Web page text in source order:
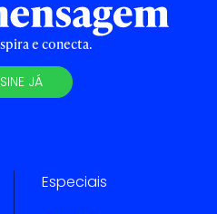
e conecta.
JÁ
Especiais